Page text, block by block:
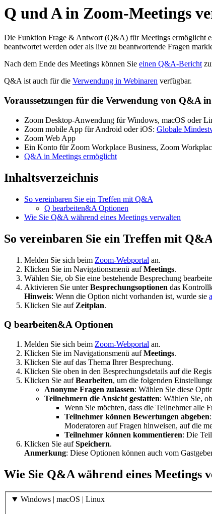
Q und A in Zoom-Meetings
Die Funktion Frage & Antwort (Q&A) für Meetings ermöglicht
beantwortet werden oder als live zu beantwortende Fragen
Nach dem Ende des Meetings können Sie einen Q&A-Bericht
Q&A ist auch für die Verwendung in Webinaren verfügbar.
Voraussetzungen für die Verwendung von Q&A
Zoom Desktop-Anwendung für Windows, macOS oder
Zoom mobile App für Android oder iOS: Globale
Zoom Web App
Ein Konto für Zoom Workplace Business, Zoom
Q&A in Meetings ermöglicht
Inhaltsverzeichnis
So vereinbaren Sie ein Treffen mit Q&A
Q bearbeiten&A Optionen
Wie Sie Q&A während eines Meetings verwalten
So vereinbaren Sie ein Treffen mit Q&A
Melden Sie sich beim Zoom-Webportal an.
Klicken Sie im Navigationsmenü aufMeetings.
Wählen Sie, ob Sie eine bestehende Besprechung
Aktivieren Sie unterBesprechungsoptionen das
Hinweis: Wenn die Option nicht vorhanden ist, wurde sie
Klicken Sie auf Zeitplan.
Q bearbeiten&A Optionen
Melden Sie sich beim Zoom-Webportal an.
Klicken Sie im Navigationsmenü aufMeetings.
Klicken Sie auf das Thema Ihrer Besprechung.
Klicken Sie oben in den Besprechungsdetails auf die
Klicken Sie aufBearbeiten, um die folgenden
Anonyme Fragen zulassen: Wählen Sie diese
Teilnehmern die Ansicht gestatten: Wählen Sie,
Wenn Sie möchten, dass die Teilnehmer alle
Teilnehmer können Bewertungen abgeben
Moderatoren auf Fragen hinweisen, auf die
Teilnehmer können kommentieren: Die
Klicken Sie aufSpeichern.
Anmerkung: Diese Optionen können auch vom
Wie Sie Q&A während eines Meetings
Windows | macOS | Linux